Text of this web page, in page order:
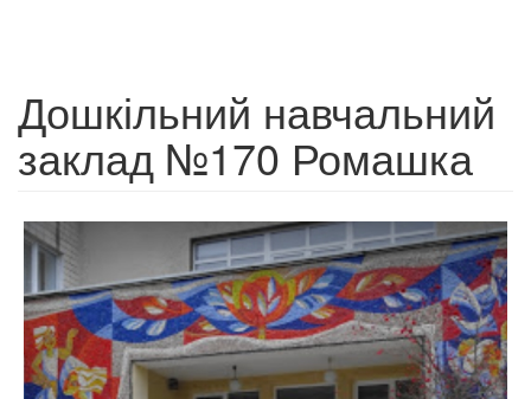
Дошкільний навчальний
заклад №170 Ромашка